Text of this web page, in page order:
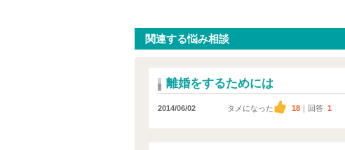
関連する悩み相談
離婚をするためには
2014/06/02 タメになった 18 ｜回答 1